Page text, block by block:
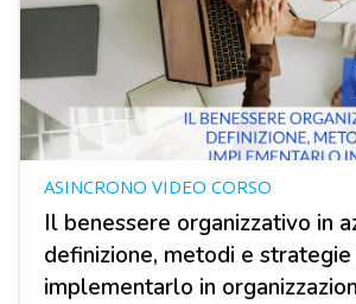
Il benessere organizzativo in
definizione, metodi e
implementarlo in
ASINCRONO VIDEO CORSO